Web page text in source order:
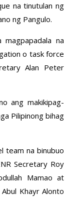
na tinutulan ng
ng Pangulo.
na
o task force
Alan Peter
ang makikipag-
Pilipinong bihag
team na binubuo
Secretary Roy
Mamao at
Khayr Alonto